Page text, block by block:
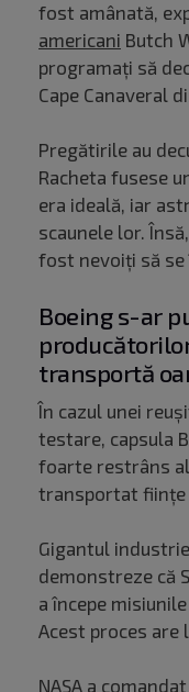
fost amânată,
americani Butch
programaţi să
Cape Canaveral
Pregătirile au
Racheta fusese
era ideală, iar
scaunele lor.
fost nevoiţi să se
Boeing s-ar
transportă
În cazul unei
testare, capsula
foarte restrâns
transportat fiinţe
Gigantul
demonstreze că
a începe
Acest proces are
NASA a